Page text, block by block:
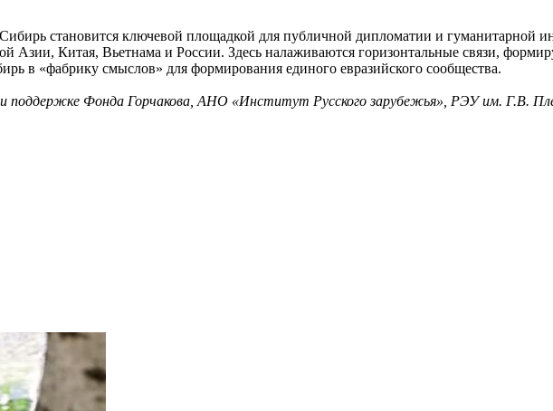
становится ключевой площадкой для публичной дипломатии и гуманитарной
Азии, Китая, Вьетнама и России. Здесь налаживаются горизонтальные связи,
в «фабрику смыслов» для формирования единого евразийского сообщества.
Фонда Горчакова, АНО «Институт Русского зарубежья», РЭУ им. Г.В.